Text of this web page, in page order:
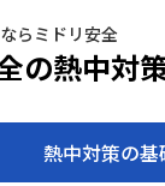
らミドリ安全
の熱中対
熱中対策の基